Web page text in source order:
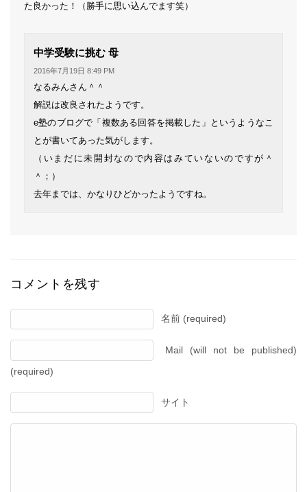
た良かった！（勝手に思い込んでます笑）
中学受験に挑む 母
2016年7月19日 8:49 PM
なるみんさん＾＾
解説は改良されたようです。
e塾のブログで「複数ある回答を掲載した」というようなこ
とが書いてあった気がします。
（いまだに未開封なので内容はみていないのですが＾
＾；）
去年までは、かなりひどかったようですね。
コメントを残す
名前 (required)
Mail (will not be published)
(required)
サイト